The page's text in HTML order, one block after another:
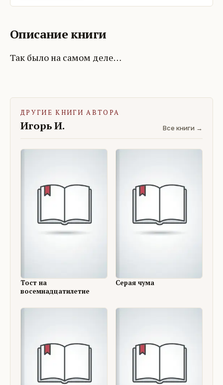
Описание книги
Так было на самом деле…
ДРУГИЕ КНИГИ АВТОРА
Игорь И. Все книги →
Тост на
восемнадцатилетие
Серая чума